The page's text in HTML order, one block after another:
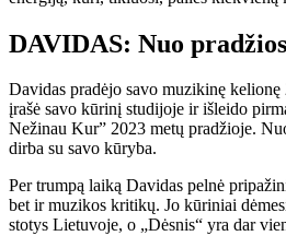
DAVIDAS: Nuo
Davidas pradėjo savo muzikinę
įrašė savo kūrinį studijoje ir išleido
Nežinau Kur” 2023 metų pradžioje.
dirba su savo kūryba.
Per trumpą laiką Davidas pelnė
bet ir muzikos kritikų. Jo kūriniai
stotys Lietuvoje, o „Dėsnis“ yra dar